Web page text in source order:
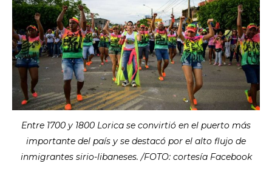
Entre 1700 y 1800 Lorica se convirtió en el puerto más
importante del país y se destacó por el alto flujo de
inmigrantes sirio-libaneses. /FOTO: cortesía Facebook